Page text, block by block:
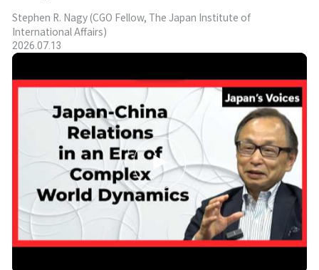
Stephen R. Nagy (CGO Fellow, The Japan Institute of
International Affairs)
2026.07.13